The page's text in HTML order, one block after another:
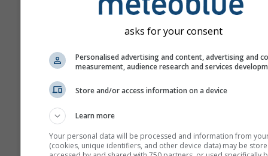
asks for your consent
Personalised advertising and content, advertising and
measurement, audience research and services
Store and/or access information on a device
Learn more
Your personal data will be processed and information from
(cookies, unique identifiers, and other device data) may be